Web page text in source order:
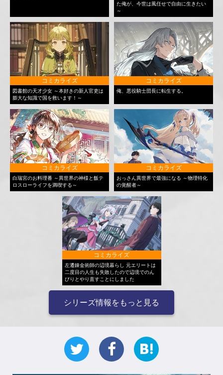
た俺が、今世は風任せで自由に生きたい
～
コミカライズ
図書館の天才少女 ～本好きの新人官吏は
膨大な知識で国を救います！～
コミカライズ
俺、悪役騎士団長に転生する。
コミカライズ
白瑞宮のお料理番 ～異世界の神様と飯テ
ロスローライフを満喫する～
コミカライズ
おっさん異世界で最強になる ～物理特化
の覚醒者～
コミカライズ
左遷錬金術師の辺境暮らし 元エリートは
二度目の人生も失敗したので辺境でのん
びりとやり直すことにしました
シリーズ情報をもっと見る